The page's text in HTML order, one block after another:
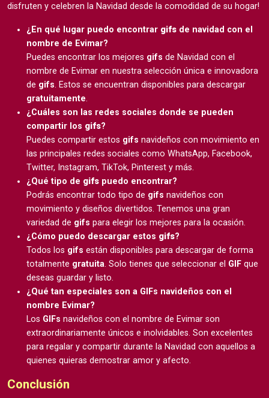
disfruten y celebren la Navidad desde la comodidad de su hogar!
¿En qué lugar puedo encontrar gifs de navidad con el
nombre de Evimar?
Puedes encontrar los mejores gifs de Navidad con el
nombre de Evimar en nuestra selección única e innovadora
de gifs. Estos se encuentran disponibles para descargar
gratuitamente.
¿Cuáles son las redes sociales donde se pueden
compartir los gifs?
Puedes compartir estos gifs navideños con movimiento en
las principales redes sociales como WhatsApp, Facebook,
Twitter, Instagram, TikTok, Pinterest y más.
¿Qué tipo de gifs puedo encontrar?
Podrás encontrar todo tipo de gifs navideños con
movimiento y diseños divertidos. Tenemos una gran
variedad de gifs para elegir los mejores para la ocasión.
¿Cómo puedo descargar estos gifs?
Todos los gifs están disponibles para descargar de forma
totalmente gratuita. Solo tienes que seleccionar el GIF que
deseas guardar y listo.
¿Qué tan especiales son a GIFs navideños con el
nombre Evimar?
Los GIFs navideños con el nombre de Evimar son
extraordinariamente únicos e inolvidables. Son excelentes
para regalar y compartir durante la Navidad con aquellos a
quienes quieras demostrar amor y afecto.
Conclusión